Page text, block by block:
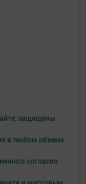
защищены
в любом объеме
согласия
и массовым